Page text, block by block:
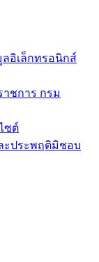
อิเล็กทรอนิกส์
ชการ กรม
ซต์
ะประพฤติมิชอบ